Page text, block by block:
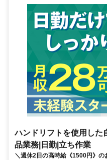
ハンドリフトを使用した
品業務|日勤|立ち作業
＼週休2日の高時給《1500円》